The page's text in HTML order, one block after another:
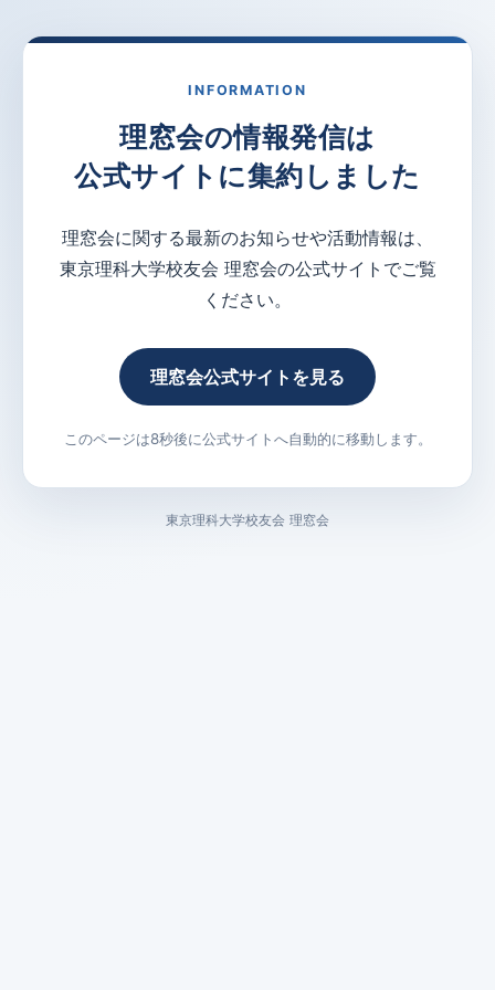
INFORMATION
理窓会の情報発信は
公式サイトに集約しました
理窓会に関する最新のお知らせや活動情報は、
東京理科大学校友会 理窓会の公式サイトでご覧
ください。
理窓会公式サイトを見る
このページは8秒後に公式サイトへ自動的に移動します。
東京理科大学校友会 理窓会